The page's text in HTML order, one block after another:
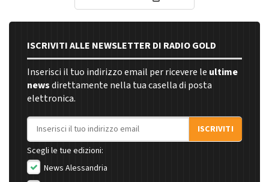
ISCRIVITI ALLE NEWSLETTER DI RADIO GOLD
Inserisci il tuo indirizzo email per ricevere le ultime
newsdirettamente nella tua casella di posta
elettronica.
Indirizzo email
ISCRIVITI
Scegli le tue edizioni:
News Alessandria